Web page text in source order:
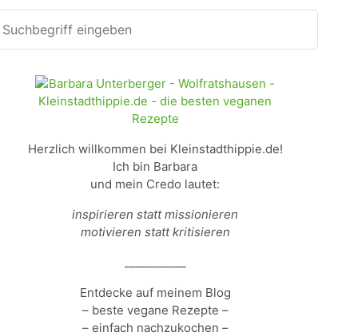
Herzlich willkommen bei Kleinstadthippie.de!
Ich bin Barbara
und mein Credo lautet:
inspirieren statt missionieren
motivieren statt kritisieren
Entdecke auf meinem Blog
– beste vegane Rezepte –
– einfach nachzukochen –